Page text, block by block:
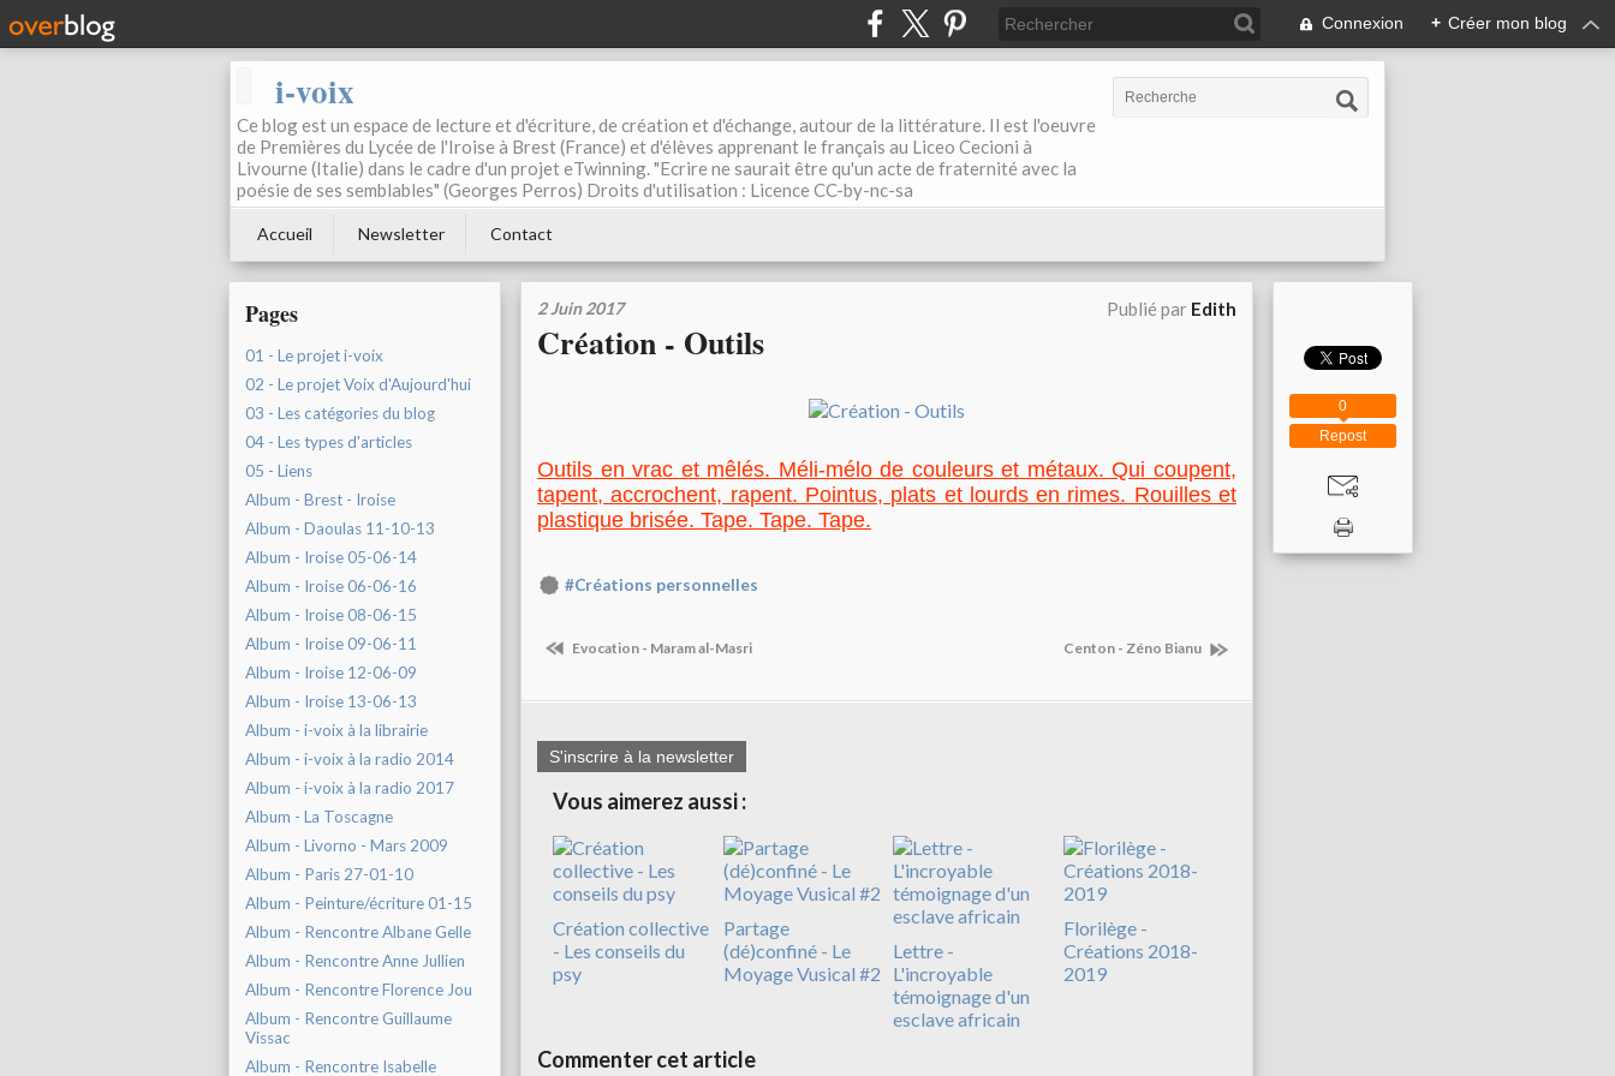
Connexion + Créer mon blog
i-voix
Ce blog est un espace de lecture et d'écriture, de création et d'échange, autour de la littérature. Il est l'oeuvre
de Premières du Lycée de l'Iroise à Brest (France) et d'élèves apprenant le français au Liceo Cecioni à
Livourne (Italie) dans le cadre d'un projet eTwinning. "Ecrire ne saurait être qu'un acte de fraternité avec la
poésie de ses semblables" (Georges Perros) Droits d'utilisation : Licence CC-by-nc-sa
Accueil Newsletter Contact
Pages
01 - Le projet i-voix
02 - Le projet Voix d'Aujourd'hui
03 - Les catégories du blog
04 - Les types d'articles
05 - Liens
Album - Brest - Iroise
Album - Daoulas 11-10-13
Album - Iroise 05-06-14
Album - Iroise 06-06-16
Album - Iroise 08-06-15
Album - Iroise 09-06-11
Album - Iroise 12-06-09
Album - Iroise 13-06-13
Album - i-voix à la librairie
Album - i-voix à la radio 2014
Album - i-voix à la radio 2017
Album - La Toscagne
Album - Livorno - Mars 2009
Album - Paris 27-01-10
Album - Peinture/écriture 01-15
Album - Rencontre Albane Gelle
Album - Rencontre Anne Jullien
Album - Rencontre Florence Jou
Album - Rencontre Guillaume
Vissac
Album - Rencontre Isabelle
2 Juin 2017 Publié par Edith
Création - Outils
Outils en vrac et mêlés. Méli-mélo de couleurs et métaux. Qui coupent,
tapent, accrochent, rapent. Pointus, plats et lourds en rimes. Rouilles et
plastique brisée. Tape. Tape. Tape.
#Créations personnelles
Evocation - Maram al-Masri Centon - Zéno Bianu
S'inscrire à la newsletter
Vous aimerez aussi :
Création collective
- Les conseils du
psy
Partage
(dé)confiné - Le
Moyage Vusical #2
Lettre -
L'incroyable
témoignage d'un
esclave africain
Florilège -
Créations 2018-
2019
Commenter cet article
Repost
0